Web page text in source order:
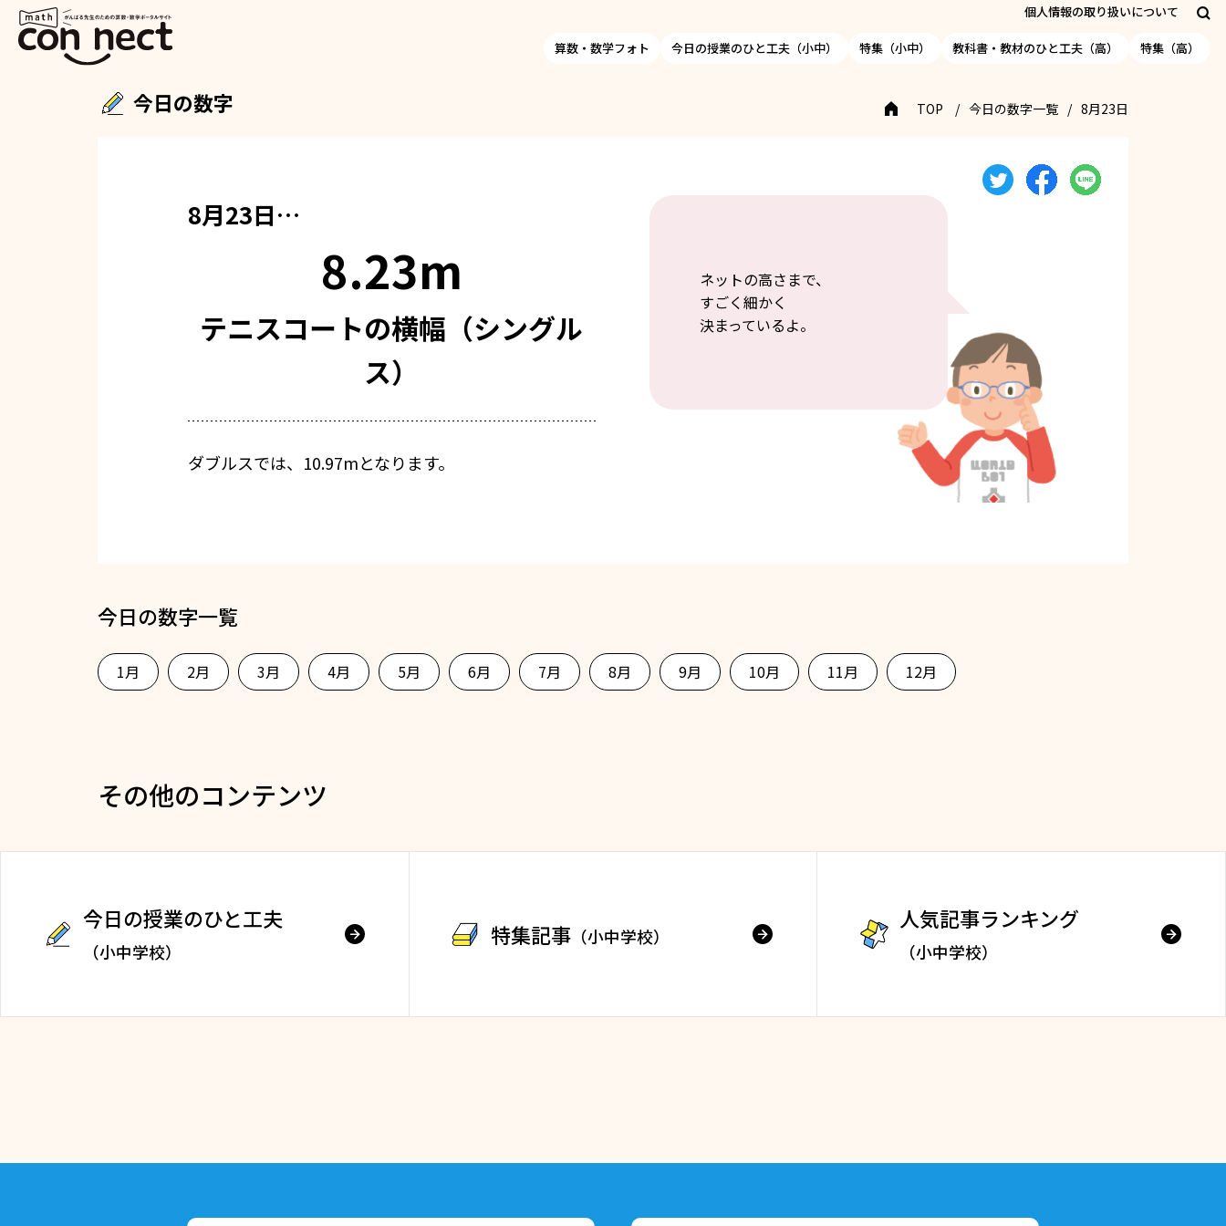
個人情報の取り扱いについて
算数・数学フォト 今日の授業のひと工夫（小中） 特集（小中） 教科書・教材のひと工夫（高） 特集（高）
今日の数字 TOP 今日の数字一覧 8月23日
8月23日…
8.23m
テニスコートの横幅（シングル
ス）
ダブルスでは、10.97mとなります。
ネットの高さまで、
すごく細かく
決まっているよ。
今日の数字一覧
1月 2月 3月 4月 5月 6月 7月 8月 9月 10月 11月 12月
その他のコンテンツ
今日の授業のひと工夫
（小中学校）
特集記事 （小中学校）
人気記事ランキング
（小中学校）